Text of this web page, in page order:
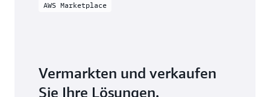
AWS Marketplace
Vermarkten und verkaufen
Sie Ihre Lösungen.